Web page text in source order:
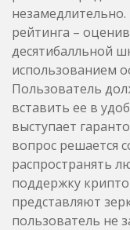
рейтинга –
десятибалльной
использованием
Пользователь
вставить ее в
выступает
вопрос решается
распространять
поддержку
представляют
пользователь не